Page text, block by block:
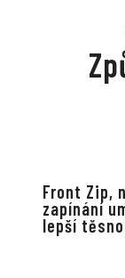
Front Zip,
zapínání
lepší